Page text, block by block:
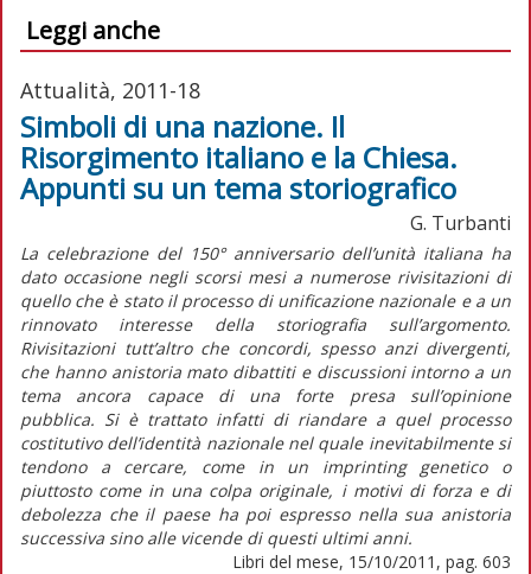
Leggi anche
Attualità, 2011-18
Simboli di una nazione. Il
Risorgimento italiano e la Chiesa.
Appunti su un tema storiografico
G. Turbanti
La celebrazione del 150° anniversario dell’unità italiana ha
dato occasione negli scorsi mesi a numerose rivisitazioni di
quello che è stato il processo di unificazione nazionale e a un
rinnovato interesse della storiografia sull’argomento.
Rivisitazioni tutt’altro che concordi, spesso anzi divergenti,
che hanno anistoria mato dibattiti e discussioni intorno a un
tema ancora capace di una forte presa sull’opinione
pubblica. Si è trattato infatti di riandare a quel processo
costitutivo dell’identità nazionale nel quale inevitabilmente si
tendono a cercare, come in un imprinting genetico o
piuttosto come in una colpa originale, i motivi di forza e di
debolezza che il paese ha poi espresso nella sua anistoria
successiva sino alle vicende di questi ultimi anni.
Libri del mese, 15/10/2011, pag. 603